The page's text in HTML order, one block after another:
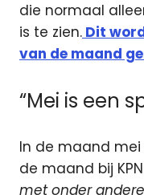
die normaal
is te zien. Dit
van de maand
“Mei is een
In de maand mei
de maand bij
met onder